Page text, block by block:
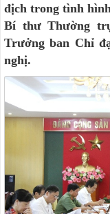
địch trong tình
Bí thư Thường
Trưởng ban Chỉ
nghị.